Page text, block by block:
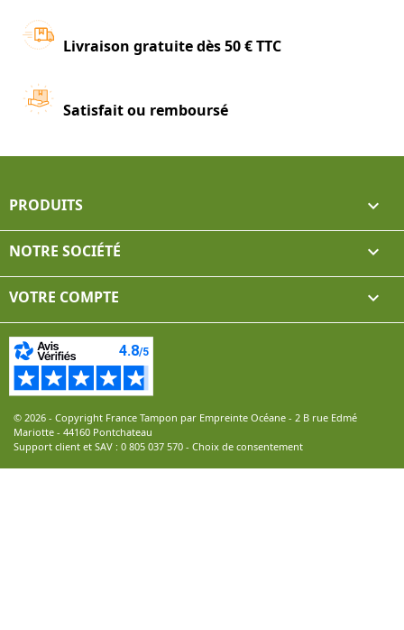
Livraison gratuite dès 50 € TTC
Satisfait ou remboursé
PRODUITS 
NOTRE SOCIÉTÉ 
VOTRE COMPTE 
© 2026 - Copyright France Tampon par Empreinte Océane - 2 B rue Edmé
Mariotte - 44160 Pontchateau
Support client et SAV : 0 805 037 570 - Choix de consentement